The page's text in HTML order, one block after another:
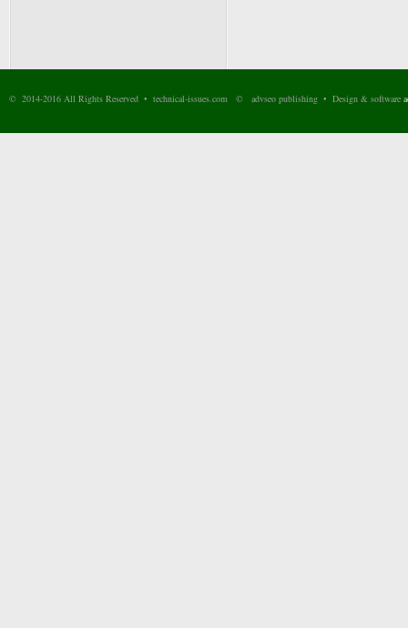
© 2014-2016 All Rights Reserved • technical-issues.com © advseo publishing • Design & software